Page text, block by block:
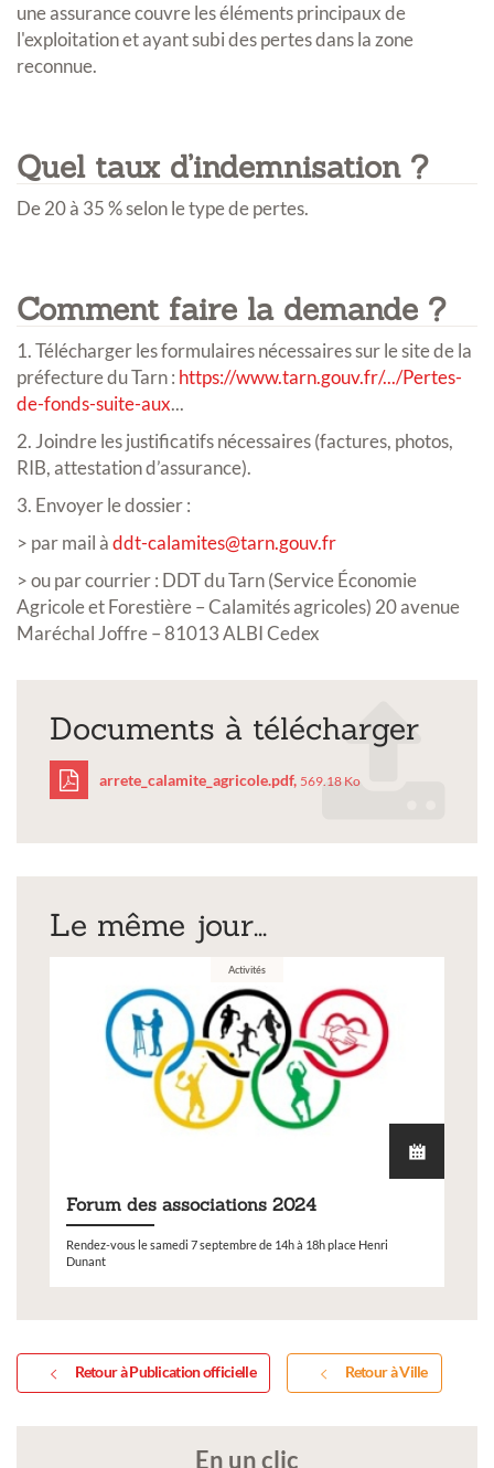
une assurance couvre les éléments principaux de
l'exploitation et ayant subi des pertes dans la zone
reconnue.
Quel taux d’indemnisation ?
De 20 à 35 % selon le type de pertes.
Comment faire la demande ?
1. Télécharger les formulaires nécessaires sur le site de la
préfecture du Tarn : https://www.tarn.gouv.fr/.../Pertes-
de-fonds-suite-aux...
2. Joindre les justificatifs nécessaires (factures, photos,
RIB, attestation d’assurance).
3. Envoyer le dossier :
> par mail àddt-calamites@tarn.gouv.fr
> ou par courrier : DDT du Tarn (Service Économie
Agricole et Forestière – Calamités agricoles) 20 avenue
Maréchal Joffre – 81013 ALBI Cedex
Documents à télécharger
arrete_calamite_agricole.pdf, 569.18 Ko
Le même jour...
Activités
Forum des associations 2024
Rendez-vous le samedi 7 septembre de 14h à 18h place Henri
Dunant
Retour à Publication officielle Retour à Ville
En un clic